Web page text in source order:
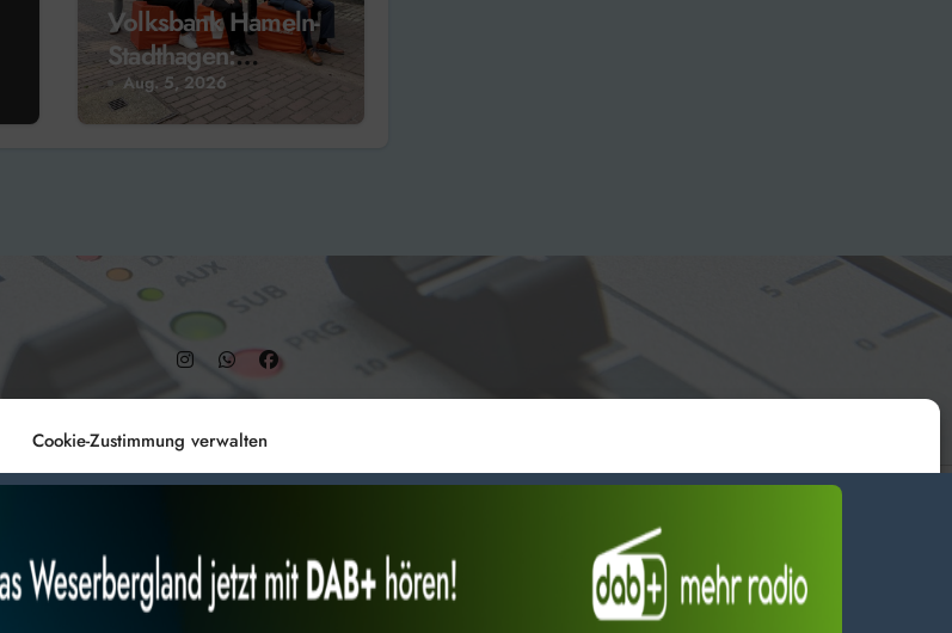
Cookie-Zustimmung verwalten
Volksbank Hameln-
Stadthagen:
Ausbildungsjahr hat
begonnen!
Aug. 5, 2026